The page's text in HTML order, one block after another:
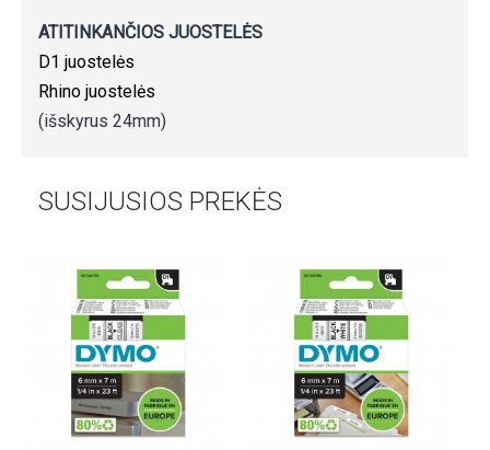
ATITINKANČIOS JUOSTELĖS
D1 juostelės
Rhino juostelės
(išskyrus 24mm)
SUSIJUSIOS PREKĖS